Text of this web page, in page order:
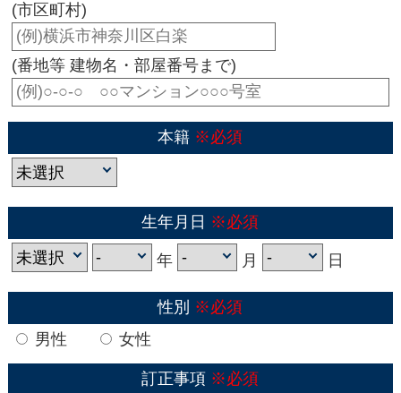
(市区町村)
(番地等 建物名・部屋番号まで)
本籍 ※必須
生年月日 ※必須
年 月 日
性別 ※必須
男性
女性
訂正事項 ※必須